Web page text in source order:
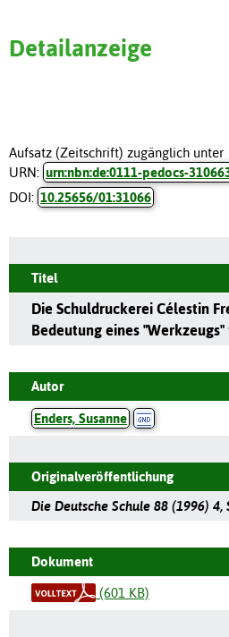
Detailanzeige
Aufsatz (Zeitschrift) zugänglich unter
URN: urn:nbn:de:0111-pedocs-
DOI: 10.25656/01:31066
Titel
Die Schuldruckerei Célestin
Bedeutung eines
Autor
Enders, Susanne
Originalveröffentlichung
Die Deutsche Schule 88 (1996) 4,
Dokument
(601 KB)